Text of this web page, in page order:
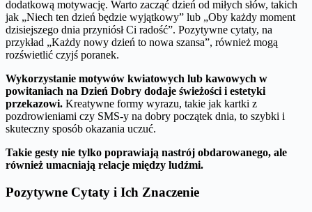
dodatkową motywację. Warto zacząć dzień od miłych słów, takich
jak „Niech ten dzień będzie wyjątkowy” lub „Oby każdy moment
dzisiejszego dnia przyniósł Ci radość”. Pozytywne cytaty, na
przykład „Każdy nowy dzień to nowa szansa”, również mogą
rozświetlić czyjś poranek.
Wykorzystanie motywów kwiatowych lub kawowych w
powitaniach na Dzień Dobry dodaje świeżości i estetyki
przekazowi. Kreatywne formy wyrazu, takie jak kartki z
pozdrowieniami czy SMS-y na dobry początek dnia, to szybki i
skuteczny sposób okazania uczuć.
Takie gesty nie tylko poprawiają nastrój obdarowanego, ale
również umacniają relacje między ludźmi.
Pozytywne Cytaty i Ich Znaczenie